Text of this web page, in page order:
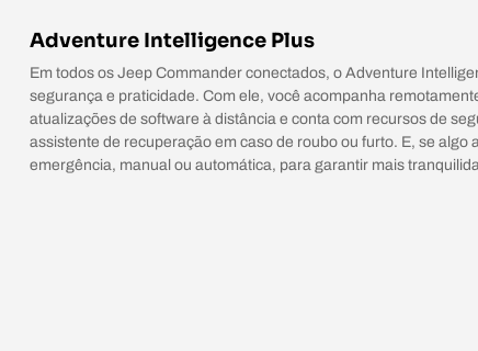
Adventure Intelligence Plus
Em todos os Jeep Commander conectados, o Adventure
segurança e praticidade. Com ele, você acompanha
atualizações de software à distância e conta com recursos de
assistente de recuperação em caso de roubo ou furto. E, se algo
emergência, manual ou automática, para garantir mais